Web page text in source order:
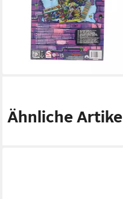
Geschenk für Kinder
12,95 € UVP22,99 €
lieferbar - in 8-10 Werktagen bei
Ähnliche Artikel